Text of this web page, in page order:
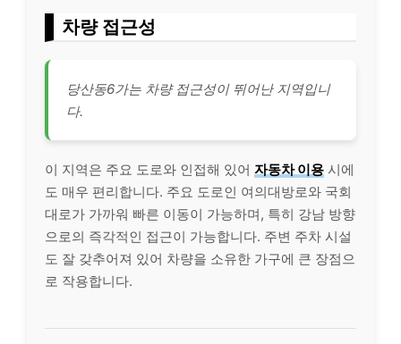
차량 접근성
당산동6가는 차량 접근성이 뛰어난 지역입니
다.
이 지역은 주요 도로와 인접해 있어 자동차 이용 시에
도 매우 편리합니다. 주요 도로인 여의대방로와 국회
대로가 가까워 빠른 이동이 가능하며, 특히 강남 방향
으로의 즉각적인 접근이 가능합니다. 주변 주차 시설
도 잘 갖추어져 있어 차량을 소유한 가구에 큰 장점으
로 작용합니다.